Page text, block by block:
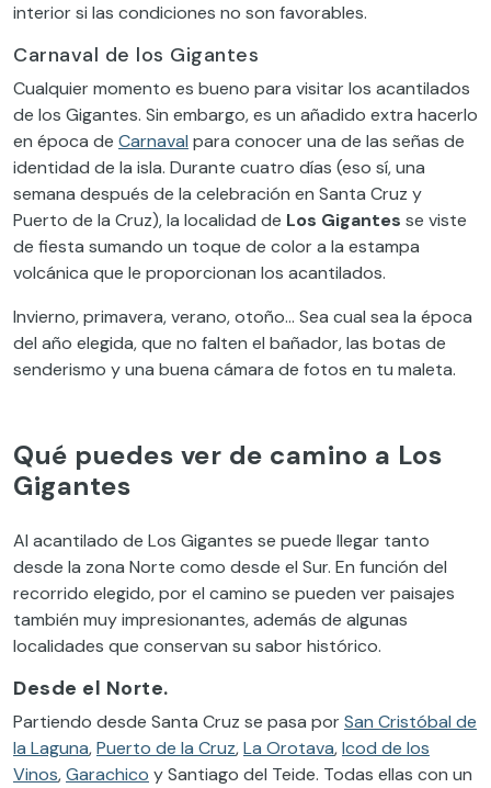
interior si las condiciones no son favorables.
Carnaval de los Gigantes
Cualquier momento es bueno para visitar los acantilados
de los Gigantes. Sin embargo, es un añadido extra hacerlo
en época de Carnaval para conocer una de las señas de
identidad de la isla. Durante cuatro días (eso sí, una
semana después de la celebración en Santa Cruz y
Puerto de la Cruz), la localidad de Los Gigantes se viste
de fiesta sumando un toque de color a la estampa
volcánica que le proporcionan los acantilados.
Invierno, primavera, verano, otoño… Sea cual sea la época
del año elegida, que no falten el bañador, las botas de
senderismo y una buena cámara de fotos en tu maleta.
Qué puedes ver de camino a Los
Gigantes
Al acantilado de Los Gigantes se puede llegar tanto
desde la zona Norte como desde el Sur. En función del
recorrido elegido, por el camino se pueden ver paisajes
también muy impresionantes, además de algunas
localidades que conservan su sabor histórico.
Desde el Norte.
Partiendo desde Santa Cruz se pasa porSan Cristóbal de
la Laguna,Puerto de la Cruz,La Orotava,Icod de los
Vinos,Garachico y Santiago del Teide. Todas ellas con un